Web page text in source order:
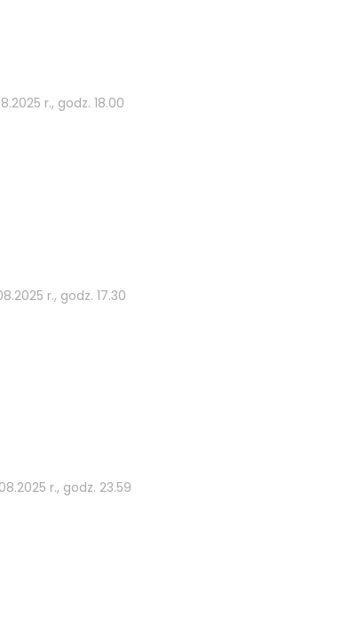
r., godz. 18.00
r., godz. 17.30
r., godz. 23.59